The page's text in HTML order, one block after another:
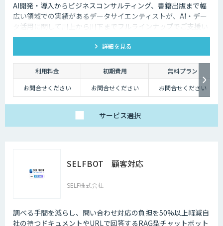
AI開発・導入からビジネスコンサルティング、書籍出版まで幅
広い領域での実績があるデータサイエンティストが、AI・デー
タ活用に関して川上から川下までフルラインナップでご支援い
たします。
詳細を見る
利用料金 初期費用
無料プラン
お問合せください
お問合せください お問合せください
サービス選択
SELFBOT 顧客対応
SELF株式会社
調べる手間を減らし、問い合わせ対応の負担を50%以上軽減自
社の持つドキュメントやURLで回答するRAG型チャットボット